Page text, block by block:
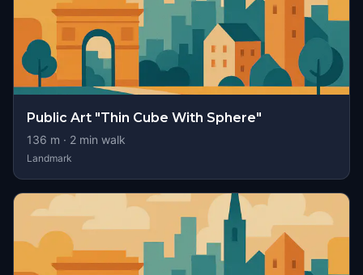
Public Art "Thin Cube With Sphere"
136 m · 2 min walk
Landmark